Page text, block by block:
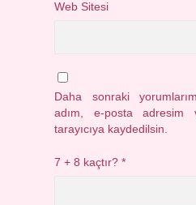
Web Sitesi
Daha sonraki
adım, e-posta
tarayıcıya kaydedilsin.
7 + 8 kaçtır?*